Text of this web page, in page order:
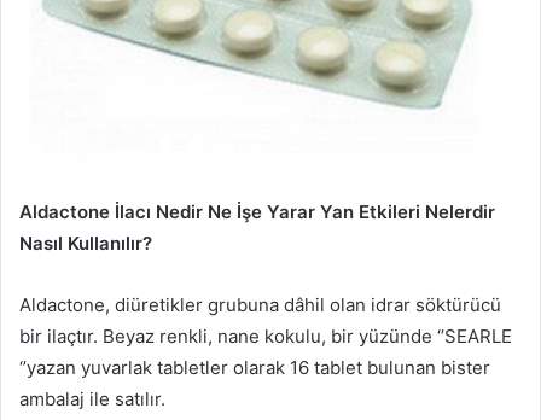
Aldactone İlacı Nedir Ne İşe Yarar Yan Etkileri Nelerdir
Nasıl Kullanılır?
Aldactone, diüretikler grubuna dâhil olan idrar söktürücü
bir ilaçtır. Beyaz renkli, nane kokulu, bir yüzünde ‘’SEARLE
‘’yazan yuvarlak tabletler olarak 16 tablet bulunan bister
ambalaj ile satılır.